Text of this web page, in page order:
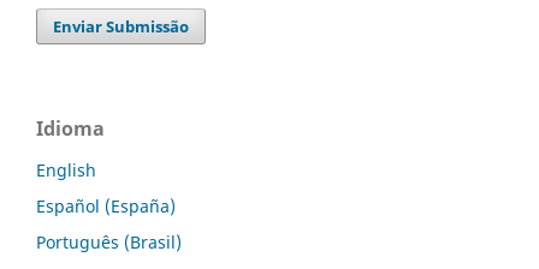
Enviar Submissão
Idioma
English
Español (España)
Português (Brasil)